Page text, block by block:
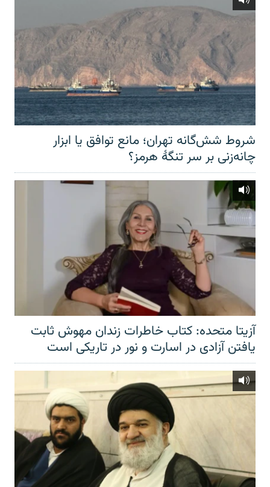
شروط شش‌گانه تهران؛ مانع توافق یا ابزار
چانه‌زنی بر سر تنگهٔ هرمز؟
آزیتا متحده: کتاب خاطرات زندان مهوش ثابت
یافتن آزادی در اسارت و نور در تاریکی است